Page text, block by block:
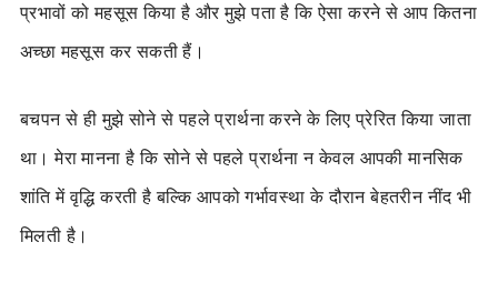
प्रभावों को महसूस किया है और मुझे पता है कि ऐसा करने से आप कितना
अच्छा महसूस कर सकती हैं।
बचपन से ही मुझे सोने से पहले प्रार्थना करने के लिए प्रेरित किया जाता
था। मेरा मानना है कि सोने से पहले प्रार्थना न केवल आपकी मानसिक
शांति में वृद्धि करती है बल्कि आपको गर्भावस्था के दौरान बेहतरीन नींद भी
मिलती है।